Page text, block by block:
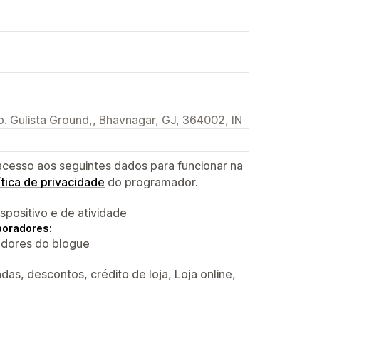
Gulista Ground,, Bhavnagar, GJ, 364002, IN
aos seguintes dados para funcionar na
de privacidade do programador.
e de atividade
do blogue
descontos, crédito de loja, Loja online,